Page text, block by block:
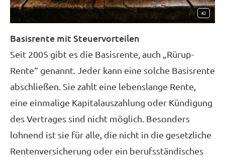
KI
Basisrente mit Steuervorteilen
Seit 2005 gibt es die Basisrente, auch „Rürup-
Rente“ genannt. Jeder kann eine solche Basisrente
abschließen. Sie zahlt eine lebenslange Rente,
eine einmalige Kapitalauszahlung oder Kündigung
des Vertrages sind nicht möglich. Besonders
lohnend ist sie für alle, die nicht in die gesetzliche
Rentenversicherung oder ein berufsständisches